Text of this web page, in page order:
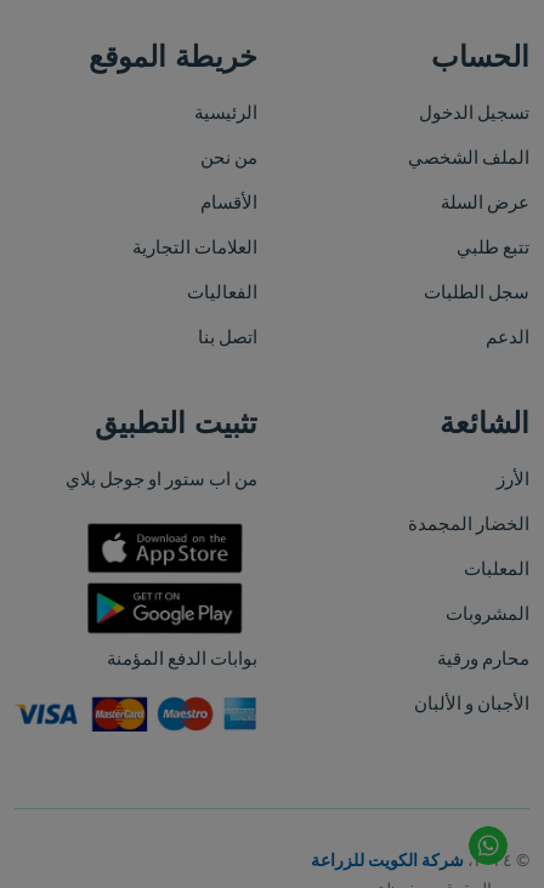
الحساب
تسجيل الدخول
الملف الشخصي
عرض السلة
تتبع طلبي
سجل الطلبات
الدعم
خريطة الموقع
الرئيسية
من نحن
الأقسام
العلامات التجارية
الفعاليات
اتصل بنا
الشائعة
الأرز
الخضار المجمدة
المعلبات
المشروبات
محارم ورقية
الأجبان و الألبان
تثبيت التطبيق
من اب ستور او جوجل بلاي
بوابات الدفع المؤمنة
© ٢٠٢٤،
شركة الكويت للزراعة